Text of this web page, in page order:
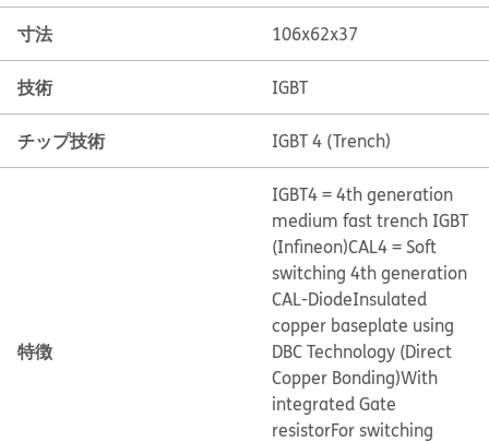
寸法 106x62x37
技術 IGBT
チップ技術 IGBT 4 (Trench)
特徴
IGBT4 = 4th generation
medium fast trench IGBT
(Infineon)CAL4 = Soft
switching 4th generation
CAL-DiodeInsulated
copper baseplate using
DBC Technology (Direct
Copper Bonding)With
integrated Gate
resistorFor switching